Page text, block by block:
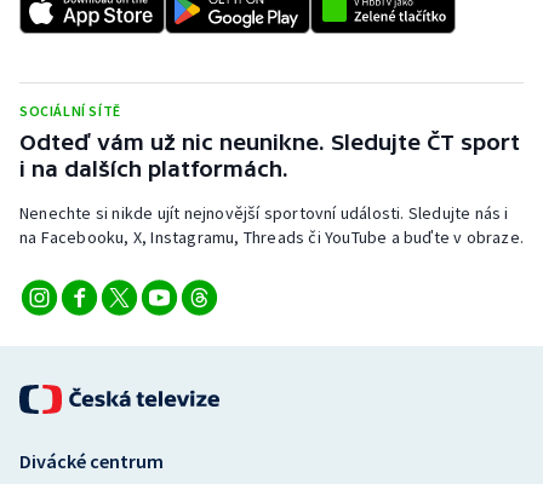
Triatlon
Veslování
Vodní slalom
Volejbal
SOCIÁLNÍ SÍTĚ
Odteď vám už nic neunikne. Sledujte ČT sport
i na dalších platformách.
Nenechte si nikde ujít nejnovější sportovní události. Sledujte nás i
na Facebooku, X, Instagramu, Threads či YouTube a buďte v obraze.
Divácké centrum